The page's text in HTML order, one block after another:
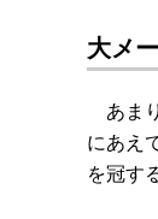
大メ
あま
にあえ
を冠す